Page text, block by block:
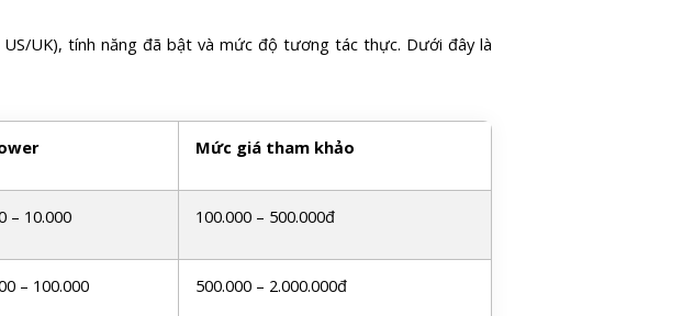
UK), tính năng đã bật và mức độ tương tác thực. Dưới đây là
Mức giá tham khảo
– 10.000 100.000 – 500.000đ
– 100.000 500.000 – 2.000.000đ